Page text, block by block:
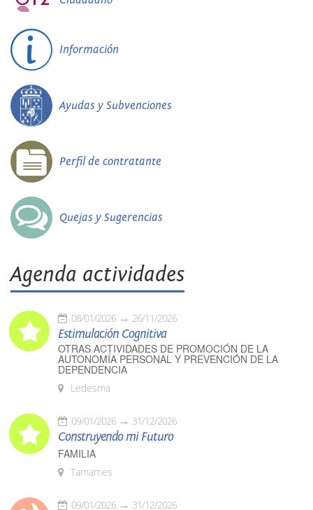
Información
Ayudas y Subvenciones
Perfil de contratante
Quejas y Sugerencias
Agenda actividades
08/01/2026 26/11/2026
Estimulación Cognitiva
OTRAS ACTIVIDADES DE PROMOCIÓN DE LA
AUTONOMÍA PERSONAL Y PREVENCIÓN DE LA
DEPENDENCIA
Ledesma
09/01/2026 31/12/2026
Construyendo mi Futuro
FAMILIA
Tamames
09/01/2026 31/12/2026